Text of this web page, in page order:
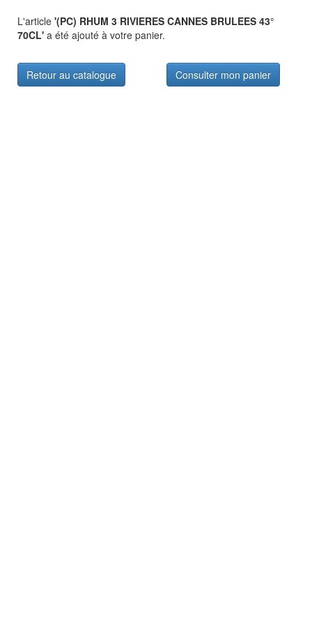
L'article '(PC) RHUM 3 RIVIERES CANNES BRULEES 43°
70CL' a été ajouté à votre panier.
Retour au catalogue Consulter mon panier